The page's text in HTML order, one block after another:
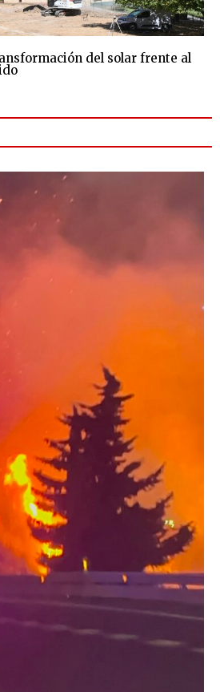
del solar frente al